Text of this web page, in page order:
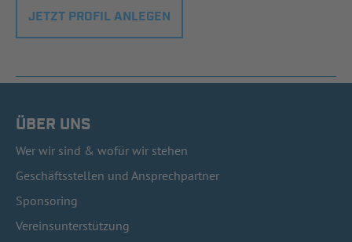
JETZT PROFIL ANLEGEN
ÜBER UNS
Wer wir sind & wofür wir stehen
Geschäftsstellen und Ansprechpartner
Sponsoring
Vereinsunterstützung